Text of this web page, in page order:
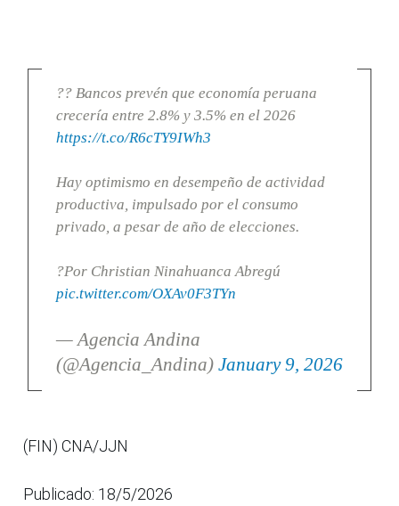
?? Bancos prevén que economía peruana
crecería entre 2.8% y 3.5% en el 2026
https://t.co/R6cTY9IWh3
Hay optimismo en desempeño de actividad
productiva, impulsado por el consumo
privado, a pesar de año de elecciones.
?Por Christian Ninahuanca Abregú
pic.twitter.com/OXAv0F3TYn
— Agencia Andina
(@Agencia_Andina) January 9, 2026
(FIN) CNA/JJN
Publicado: 18/5/2026